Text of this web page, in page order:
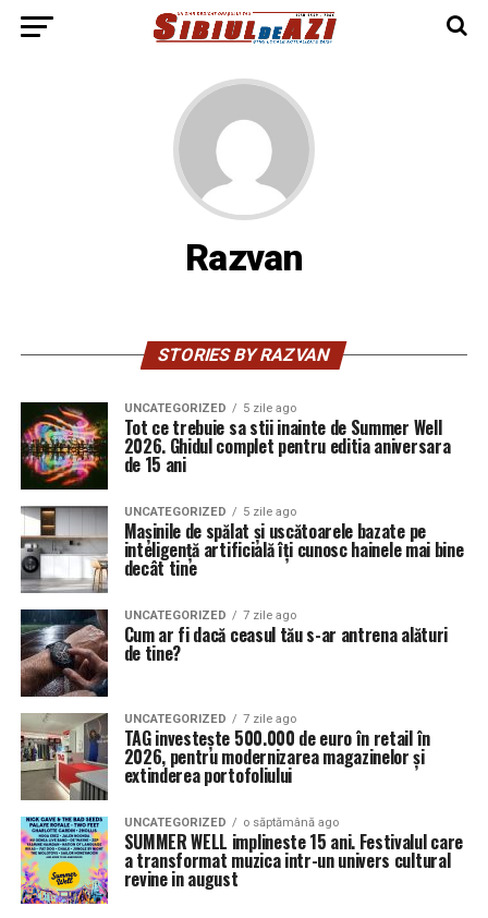
Razvan
STORIES BY RAZVAN
UNCATEGORIZED 5 zile ago
Tot ce trebuie sa stii inainte de Summer Well
2026. Ghidul complet pentru editia aniversara
de 15 ani
UNCATEGORIZED 5 zile ago
Mașinile de spălat și uscătoarele bazate pe
inteligență artificială îți cunosc hainele mai bine
decât tine
UNCATEGORIZED 7 zile ago
Cum ar fi dacă ceasul tău s-ar antrena alături
de tine?
UNCATEGORIZED 7 zile ago
TAG investește 500.000 de euro în retail în
2026, pentru modernizarea magazinelor și
extinderea portofoliului
UNCATEGORIZED o săptămână ago
SUMMER WELL implineste 15 ani. Festivalul care
a transformat muzica intr-un univers cultural
revine in august